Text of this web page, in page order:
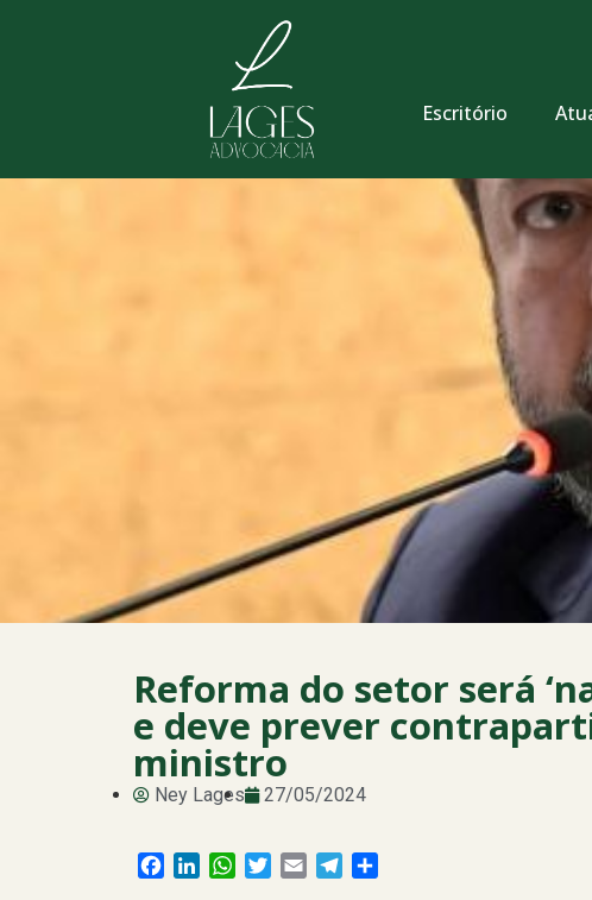
Escritório
Reforma do setor será
e deve prever
ministro
Ney Lages 27/05/2024
Facebook
LinkedInWhatsApp
Twitter
Email Telegram